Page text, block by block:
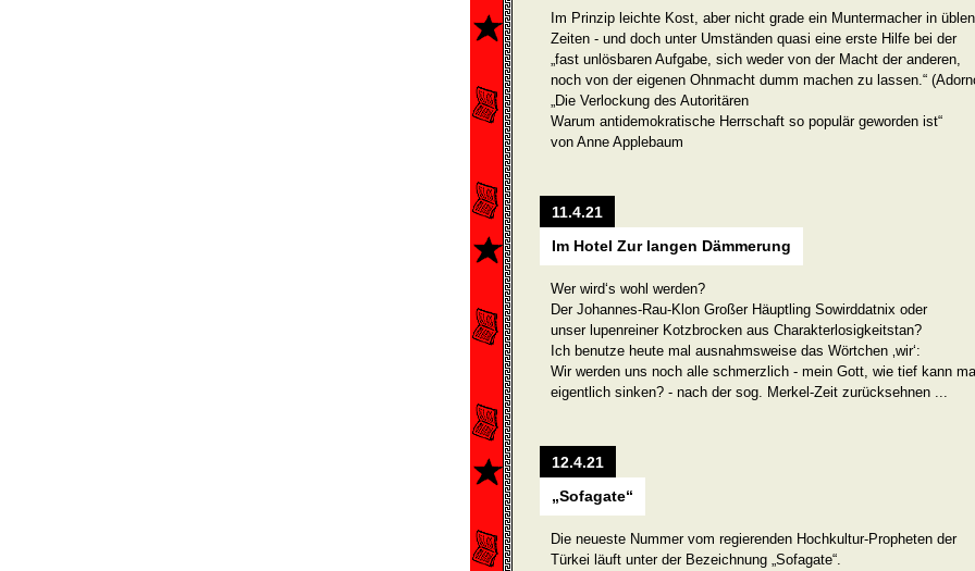
Im Prinzip leichte Kost, aber nicht grade ein Muntermacher in üblen
Zeiten - und doch unter Umständen quasi eine erste Hilfe bei der
„fast unlösbaren Aufgabe, sich weder von der Macht der anderen,
noch von der eigenen Ohnmacht dumm machen zu lassen.“
„Die Verlockung des Autoritären
Warum antidemokratische Herrschaft so populär geworden ist“
von Anne Applebaum
11.4.21
Im Hotel Zur langen Dämmerung
Wer wird‘s wohl werden?
Der Johannes-Rau-Klon Großer Häuptling Sowirddatnix oder
unser lupenreiner Kotzbrocken aus Charakterlosigkeitstan?
Ich benutze heute mal ausnahmsweise das Wörtchen ‚wir‘:
Wir werden uns noch alle schmerzlich - mein Gott, wie tief kann
eigentlich sinken? - nach der sog. Merkel-Zeit zurücksehnen ...
12.4.21
„Sofagate“
Die neueste Nummer vom regierenden Hochkultur-Propheten der
Türkei läuft unter der Bezeichnung „Sofagate“.